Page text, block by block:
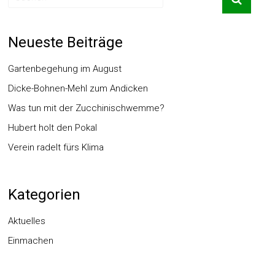
Neueste Beiträge
Gartenbegehung im August
Dicke-Bohnen-Mehl zum Andicken
Was tun mit der Zucchinischwemme?
Hubert holt den Pokal
Verein radelt fürs Klima
Kategorien
Aktuelles
Einmachen